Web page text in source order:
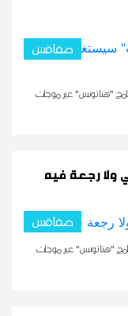
صفاقس
"هنا تونس" عبر موجات
ولا رجعة فيه
صفاقس
"هنا تونس" عبر موجات